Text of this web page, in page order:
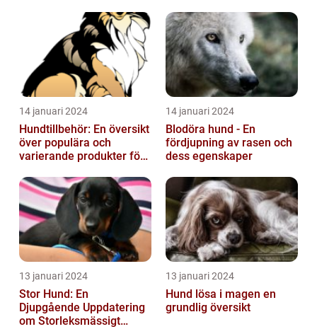
14 januari 2024
Hundtillbehör: En översikt
över populära och
varierande produkter för
14 januari 2024
Blodöra hund - En
fördjupning av rasen och
dess egenskaper
13 januari 2024
Stor Hund: En
Djupgående Uppdatering
om Storleksmässigt
13 januari 2024
Hund lösa i magen en
grundlig översikt